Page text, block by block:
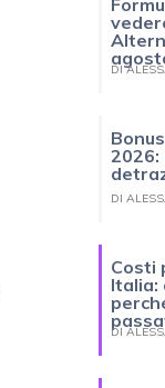
DI
2026:
DI
Costi
Italia:
DI